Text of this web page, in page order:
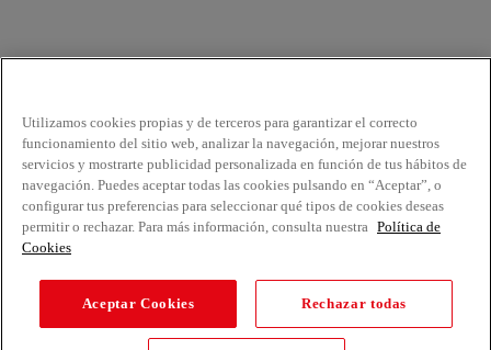
Utilizamos cookies propias y de terceros para garantizar el correcto
funcionamiento del sitio web, analizar la navegación, mejorar nuestros
servicios y mostrarte publicidad personalizada en función de tus hábitos de
navegación. Puedes aceptar todas las cookies pulsando en “Aceptar”, o
configurar tus preferencias para seleccionar qué tipos de cookies deseas
permitir o rechazar. Para más información, consulta nuestra Política de
Cookies
Aceptar Cookies Rechazar todas